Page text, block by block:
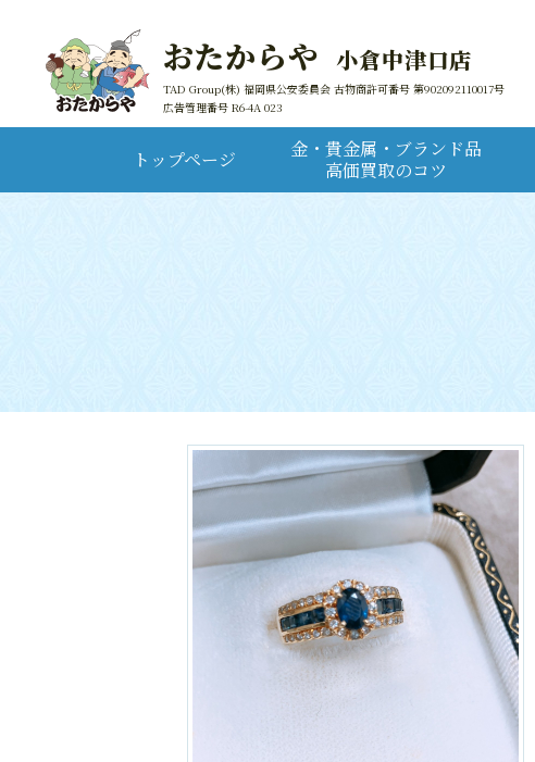
おたからや 小倉中津口店
TAD Group(株) 福岡県公安委員会 古物商許可番号 第902092110017号
広告管理番号 R6-4A 023
トップページ
金・貴金属・ブランド品
高価買取のコツ